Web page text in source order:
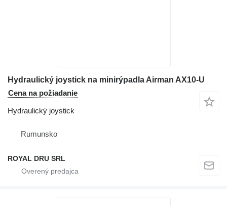
Hydraulický joystick na minirýpadla Airman AX10-U
Cena na požiadanie
Hydraulický joystick
Rumunsko
ROYAL DRU SRL